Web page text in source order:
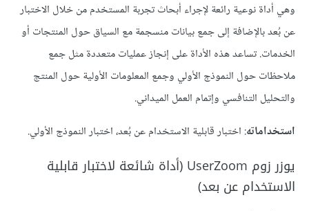
وهي أداة نوعية رائعة لإجراء أبحاث تجربة المستخدم من خلال الاختبار
عن بُعد بالإضافة إلى جمع بيانات منسجمة مع السياق حول المنتجات أو
الخدمات. تساعد هذه الأداة على إنجاز عمليات متعددة مثل جمع
ملاحظات حول النموذج الأولي وجمع المعلومات الأولية حول المنتج
والتحليل التنافسي وإتمام العمل الميداني.
استخداماته: اختبار قابلية الاستخدام عن بُعد، اختبار النموذج الأولي.
يوزر زوم UserZoom (أداة شائعة لاختبار قابلية
الاستخدام عن بعد)